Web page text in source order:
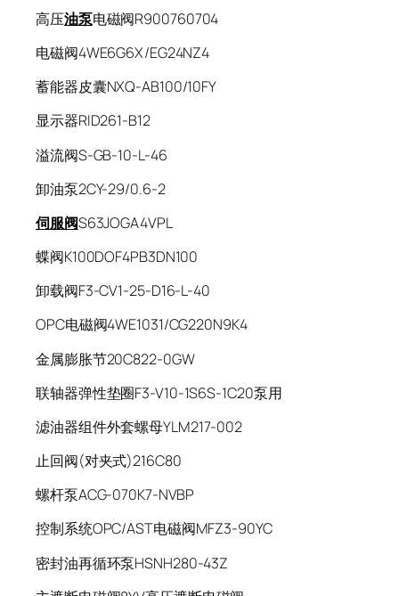
高压油泵电磁阀R900760704
电磁阀4WE6G6X/EG24NZ4
蓄能器皮囊NXQ-AB100/10FY
显示器RID261-B12
溢流阀S-GB-10-L-46
卸油泵2CY-29/0.6-2
伺服阀S63JOGA4VPL
蝶阀K100DOF4PB3DN100
卸载阀F3-CV1-25-D16-L-40
OPC电磁阀4WE1031/CG220N9K4
金属膨胀节20C822-0GW
联轴器弹性垫圈F3-V10-1S6S-1C20泵用
滤油器组件外套螺母YLM217-002
止回阀(对夹式)216C80
螺杆泵ACG-070K7-NVBP
控制系统OPC/AST电磁阀MFZ3-90YC
密封油再循环泵HSNH280-43Z